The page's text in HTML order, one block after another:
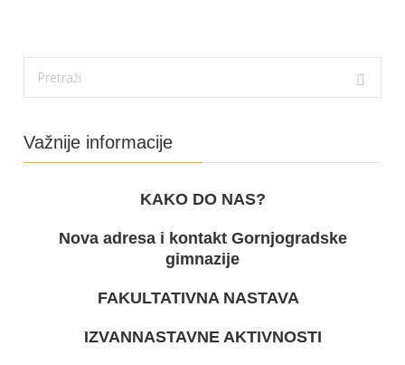
Važnije informacije
KAKO DO NAS?
Nova adresa i kontakt Gornjogradske
gimnazije
FAKULTATIVNA NASTAVA
IZVANNASTAVNE AKTIVNOSTI